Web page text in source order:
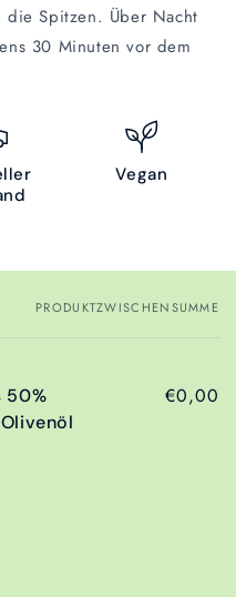
die Spitzen. Über Nacht
30 Minuten vor dem
Vegan
PRODUKTZWISCHENSUMME
50%
€0,00